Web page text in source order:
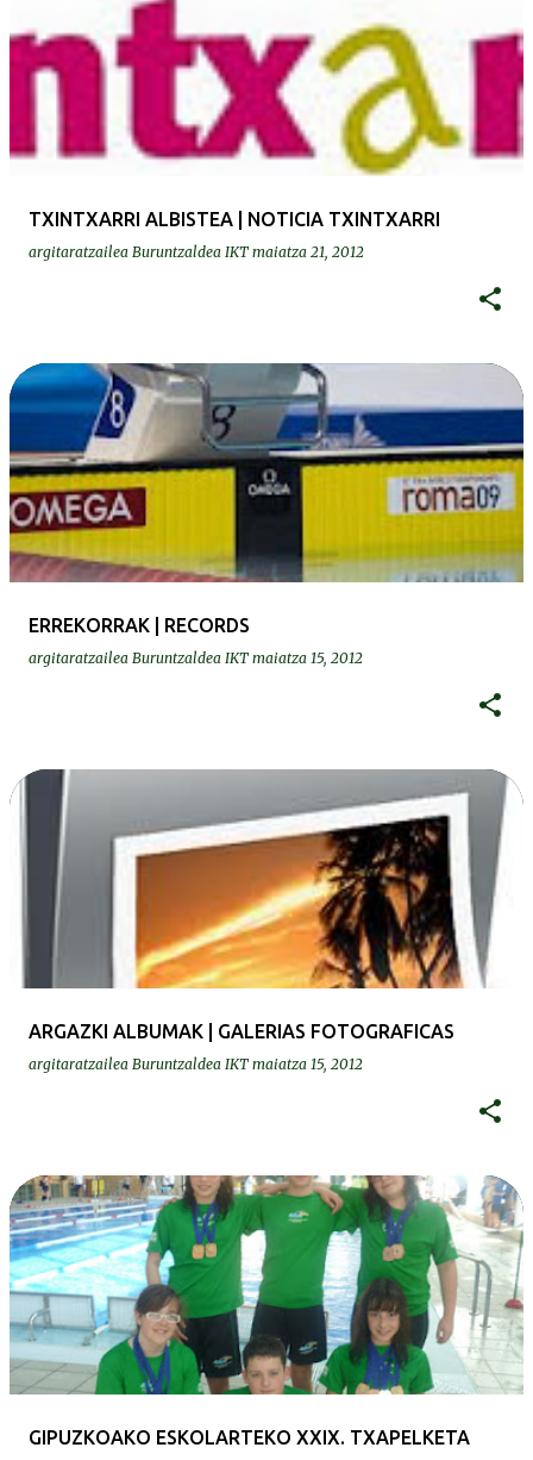
TXINTXARRI ALBISTEA | NOTICIA TXINTXARRI
argitaratzailea Buruntzaldea IKT maiatza 21, 2012
ERREKORRAK | RECORDS
argitaratzailea Buruntzaldea IKT maiatza 15, 2012
ARGAZKI ALBUMAK | GALERIAS FOTOGRAFICAS
argitaratzailea Buruntzaldea IKT maiatza 15, 2012
GIPUZKOAKO ESKOLARTEKO XXIX. TXAPELKETA